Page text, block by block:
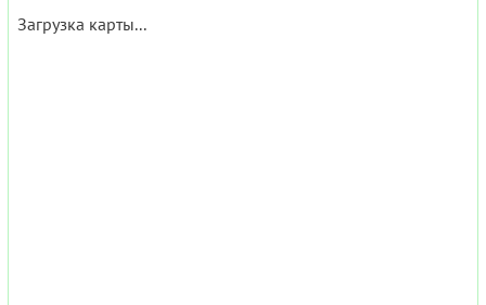
Загрузка карты...